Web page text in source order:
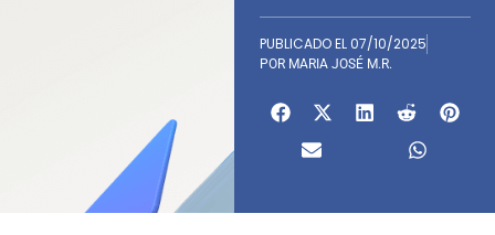
PUBLICADO EL 07/10/2025
POR MARIA JOSÉ M.R.